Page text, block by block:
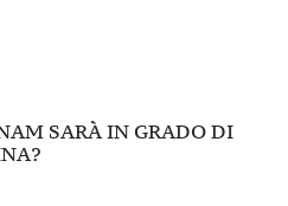
SARÀ IN GRADO DI